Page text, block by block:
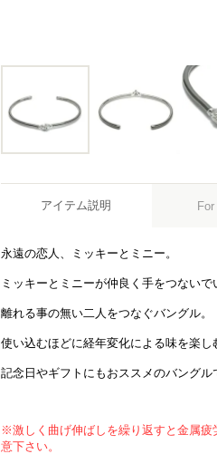
アイテム説明
永遠の恋人、ミッキーとミニー。
ミッキーとミニーが仲良く手をつないで
離れる事の無い二人をつなぐバングル。
使い込むほどに経年変化による味を楽し
記念日やギフトにもおススメのバングル
※激しく曲げ伸ばしを繰り返すと金属
意下さい。